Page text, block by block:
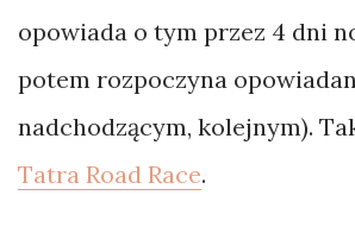
opowiada o tym przez 4 dni
potem rozpoczyna
nadchodzącym, kolejnym).
Tatra Road Race.